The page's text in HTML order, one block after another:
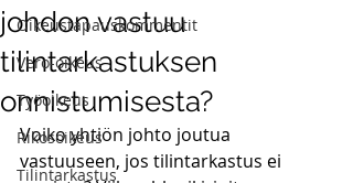
Oikeustapauskommentit
Vero-oikeus
Työoikeus
Rikosoikeus
Tilintarkastus
johdon vastuu
tilintarkastuksen
onnistumisesta?
Voiko yhtiön johto joutua
vastuuseen, jos tilintarkastus ei